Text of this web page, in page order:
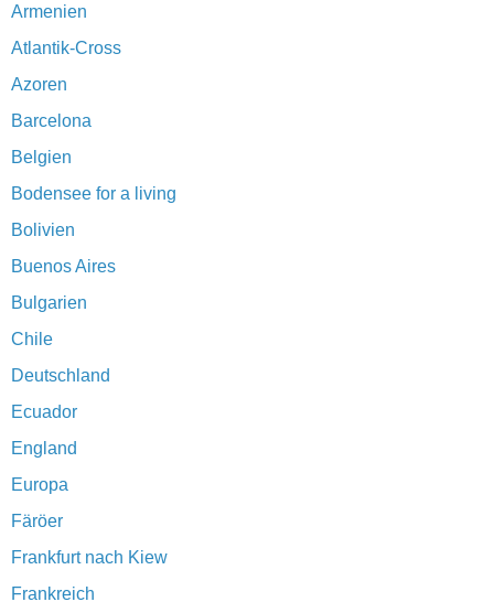
Armenien
Atlantik-Cross
Azoren
Barcelona
Belgien
Bodensee for a living
Bolivien
Buenos Aires
Bulgarien
Chile
Deutschland
Ecuador
England
Europa
Färöer
Frankfurt nach Kiew
Frankreich